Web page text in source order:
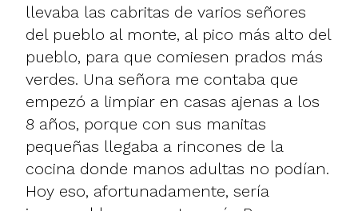
llevaba las cabritas de varios señores
del pueblo al monte, al pico más alto del
pueblo, para que comiesen prados más
verdes. Una señora me contaba que
empezó a limpiar en casas ajenas a los
8 años, porque con sus manitas
pequeñas llegaba a rincones de la
cocina donde manos adultas no podían.
Hoy eso, afortunadamente, sería